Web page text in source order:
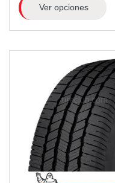
Ver opciones